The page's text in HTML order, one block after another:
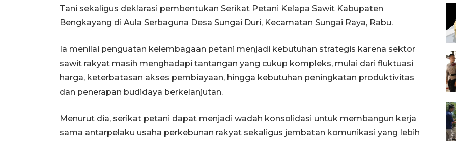
Tani sekaligus deklarasi pembentukan Serikat Petani Kelapa Sawit Kabupaten
Bengkayang di Aula Serbaguna Desa Sungai Duri, Kecamatan Sungai Raya, Rabu.
Ia menilai penguatan kelembagaan petani menjadi kebutuhan strategis karena sektor
sawit rakyat masih menghadapi tantangan yang cukup kompleks, mulai dari fluktuasi
harga, keterbatasan akses pembiayaan, hingga kebutuhan peningkatan produktivitas
dan penerapan budidaya berkelanjutan.
Menurut dia, serikat petani dapat menjadi wadah konsolidasi untuk membangun kerja
sama antarpelaku usaha perkebunan rakyat sekaligus jembatan komunikasi yang lebih